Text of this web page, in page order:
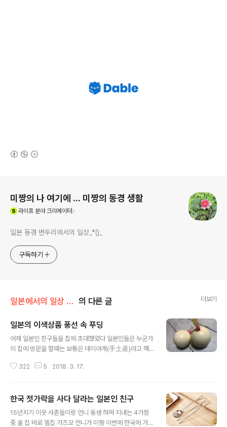
미짱의 나 여기에 ... 미짱의 동경 생활
라이프분야 크리에이터
일본 동경 변두리에서의 일상_*()_
구독하기
일본에서의 일상 /요런것 저런것 의 다른 글 더보기
일본의 이색상품 풍선 속 푸딩
어제 일본인 친구들을 집에 초대했었다 일본인들은 누군가
의 집에 방문을 할때는 보통은 데미야게(手土産)라고 해
않는 과자나 케잌 같은바로 먹을수 있는 먹거리들이다 어
온에 두어도 안되고 무조건 냉장고에 넣어 두라고 해서 바
로 냉장고에 넣어둔채 내가 준비한 닭갈비 먹고 부침개 먹
고 커피랑 과자들을 먹으며 야지 넷이서 수다를 떨다보니
322 5 2018. 3. 17.
한국 젓가락을 사다 달라는 일본인 친구
15년지기 이웃 사촌들이랑 언니 동생 하며 지내는 4가정
중 울 집 바로 옆집 가즈꼬 언니가 미짱 이번에 한국에 가면